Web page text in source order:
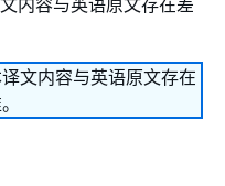
内容与英语原文存在差
文内容与英语原文存在